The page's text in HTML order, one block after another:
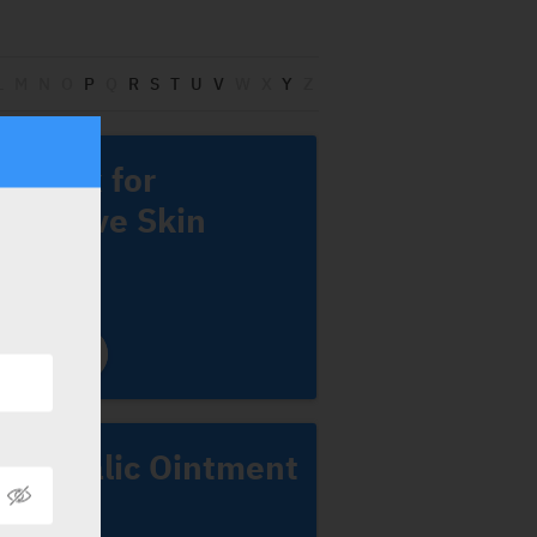
P R S T U V Y
for
Sensitive Skin
Diprosalic Ointment